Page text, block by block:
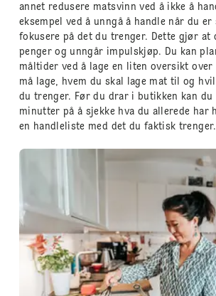
annet redusere matsvinn ved å ikke å
eksempel ved å unngå å handle når du er
fokusere på det du trenger. Dette gjør at
penger og unngår impulskjøp. Du kan
måltider ved å lage en liten oversikt over
må lage, hvem du skal lage mat til og
du trenger. Før du drar i butikken kan du
minutter på å sjekke hva du allerede har
en handleliste med det du faktisk trenger.